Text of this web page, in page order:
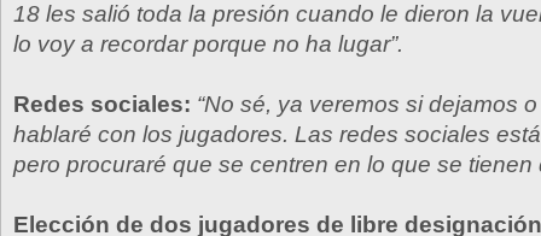
18 les salió toda la presión cuando le dieron la
lo voy a recordar porque no ha lugar”.
Redes sociales: “No sé, ya veremos si dejamos
hablaré con los jugadores. Las redes sociales
pero procuraré que se centren en lo que se tienen
Elección de dos jugadores de libre